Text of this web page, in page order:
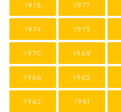
1978 1977
1974 1973
1970 1969
1966 1965
1962 1961